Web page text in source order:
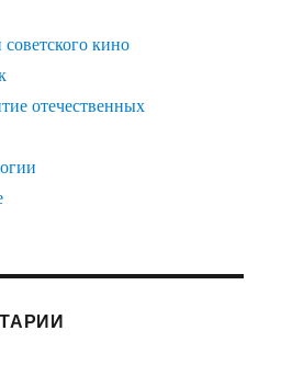
кино
отечественных